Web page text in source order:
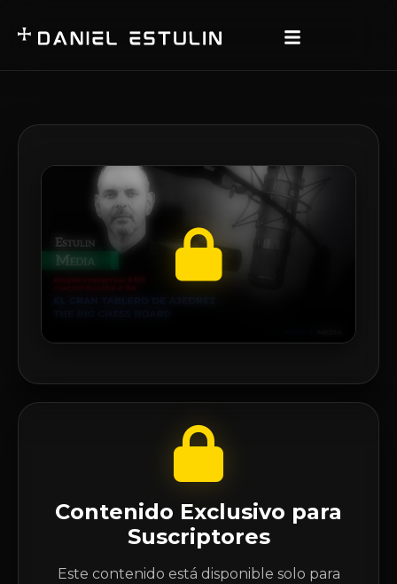
Contenido Exclusivo para
Suscriptores
Este contenido está disponible solo para